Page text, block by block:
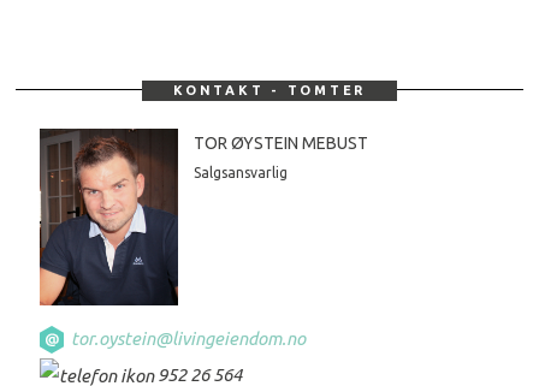
KONTAKT - TOMTER
TOR ØYSTEIN MEBUST
Salgsansvarlig
tor.oystein@livingeiendom.no
952 26 564